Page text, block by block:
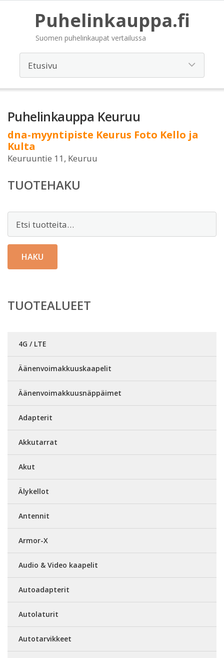
Puhelinkauppa.fi
Suomen puhelinkaupat vertailussa
Puhelinkauppa Keuruu
dna-myyntipiste Keurus Foto Kello ja
Kulta
Keuruuntie 11, Keuruu
TUOTEHAKU
HAKU
TUOTEALUEET
4G / LTE
Äänenvoimakkuuskaapelit
Äänenvoimakkuusnäppäimet
Adapterit
Akkutarrat
Akut
Älykellot
Antennit
Armor-X
Audio & Video kaapelit
Autoadapterit
Autolaturit
Autotarvikkeet